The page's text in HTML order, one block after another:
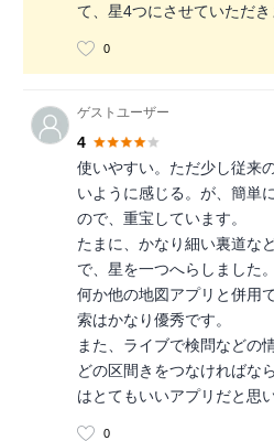
て、星4つにさせていただき
0
ゲストユーザー
4
使いやすい。ただ少し従来
いように感じる。が、簡単
ので、重宝しています。
たまに、かなり細い裏道な
で、星を一つへらしました。
何か他の地図アプリと併用
索はかなり優秀です。
また、ライブで検問などの
どの区間きをつなければな
はとてもいいアプリだと思い
0